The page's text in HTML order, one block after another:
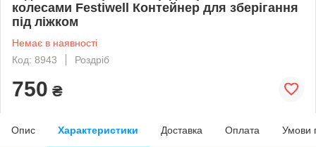
колесами Festiwell Контейнер для зберігання
під ліжком
Немає в наявності
Код: 8943
Роздріб
750 ₴
Опис Характеристики Доставка Оплата Умови